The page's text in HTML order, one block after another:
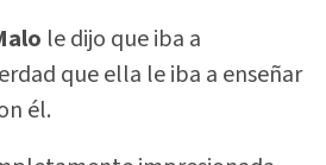
le dijo que iba a
que ella le iba a enseñar
él.